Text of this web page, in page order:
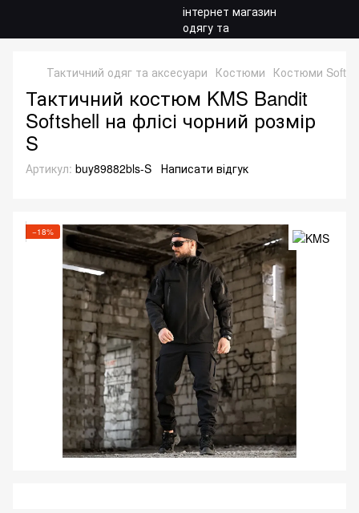
Тактичний одяг та аксесуари Костюми Костюми
Тактичний костюм KMS Bandit
Softshell на флісі чорний розмір
S
Артикул: buy89882bls-S Написати відгук
−18%